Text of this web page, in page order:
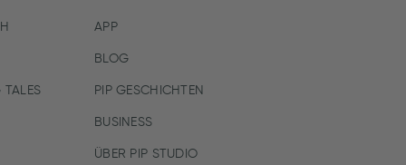
APP
BLOG
PIP GESCHICHTEN
BUSINESS
ÜBER PIP STUDIO